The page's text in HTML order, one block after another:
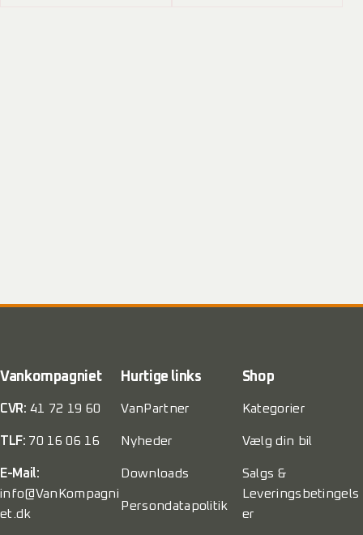
Vankompagniet
CVR: 41 72 19 60
TLF: 70 16 06 16
E-Mail:
info@VanKompagni
et.dk
Hurtige links
VanPartner
Nyheder
Downloads
Persondatapolitik
Shop
Kategorier
Vælg din bil
Salgs &
Leveringsbetingels
er